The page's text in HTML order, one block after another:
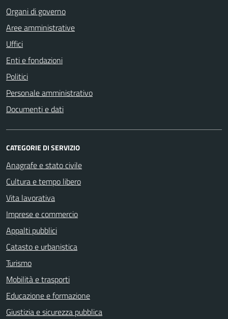
Organi di governo
Aree amministrative
Uffici
Enti e fondazioni
Politici
Personale amministrativo
Documenti e dati
CATEGORIE DI SERVIZIO
Anagrafe e stato civile
Cultura e tempo libero
Vita lavorativa
Imprese e commercio
Appalti pubblici
Catasto e urbanistica
Turismo
Mobilità e trasporti
Educazione e formazione
Giustizia e sicurezza pubblica